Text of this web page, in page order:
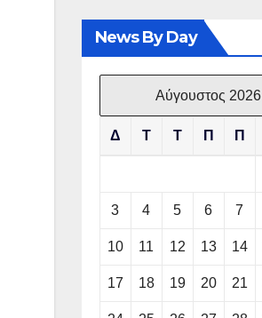
News By Day
Αύγουστος 2026
Δ Τ Τ Π Π
3 4 5 6 7
10 11 12 13 14
17 18 19 20 21